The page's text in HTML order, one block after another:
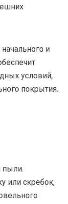
и
условий,
покрытия.
пыли.
или скребок,